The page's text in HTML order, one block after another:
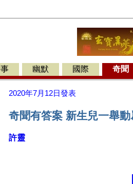
幽默 國際 奇聞
2020年7月12日發表
奇聞有答案 新生兒一舉
許靈